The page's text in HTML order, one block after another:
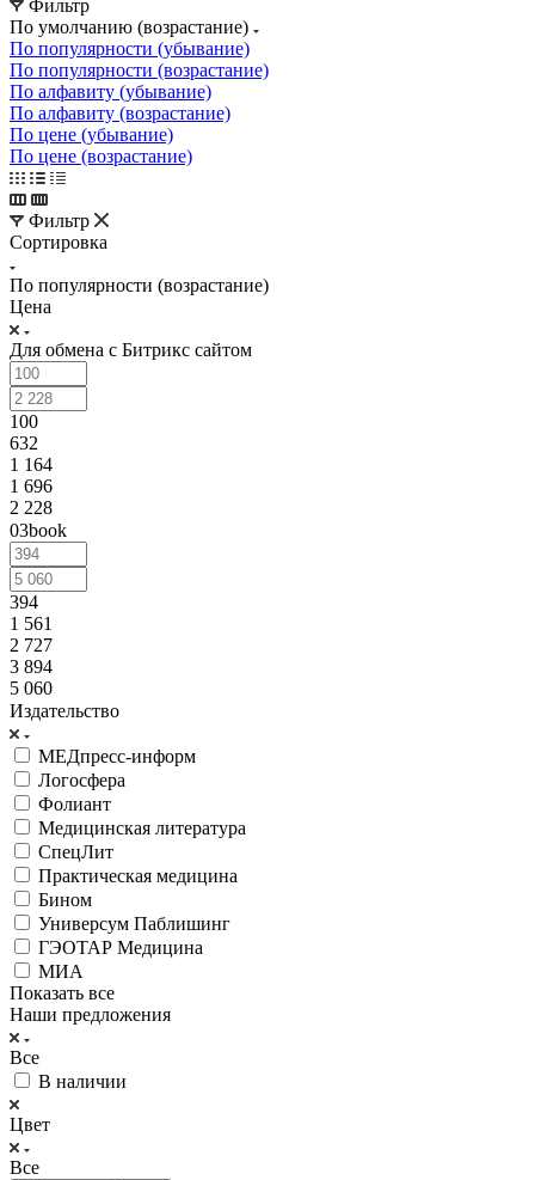
Фильтр
По умолчанию (возрастание)
По популярности (убывание)
По популярности (возрастание)
По алфавиту (убывание)
По алфавиту (возрастание)
По цене (убывание)
По цене (возрастание)
Фильтр
Сортировка
По популярности (возрастание)
Цена
Для обмена с Битрикс сайтом
100
632
1 164
1 696
2 228
03book
394
1 561
2 727
3 894
5 060
Издательство
МЕДпресс-информ
Логосфера
Фолиант
Медицинская литература
СпецЛит
Практическая медицина
Бином
Универсум Паблишинг
ГЭОТАР Медицина
МИА
Показать все
Наши предложения
Все
В наличии
Цвет
Все